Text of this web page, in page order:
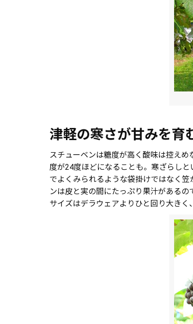
津軽の寒さが甘みを育
スチューベンは糖度が高く酸味は控え
度が24度ほどになることも。寒ざらし
でよくみられるような袋掛けではなく
ンは皮と実の間にたっぷり果汁がある
サイズはデラウェアよりひと回り大きく